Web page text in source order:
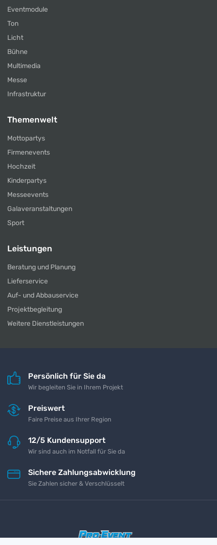
Eventmodule
Ton
Licht
Bühne
Multimedia
Messe
Infrastruktur
Themenwelt
Mottopartys
Firmenevents
Hochzeit
Kinderpartys
Messeevents
Galaveranstaltungen
Sport
Leistungen
Beratung und Planung
Lieferservice
Auf- und Abbauservice
Projektbegleitung
Weitere Dienstleistungen
Persönlich für Sie da
Wir begleiten Sie in Ihrem Projekt
Preiswert
Faire Preise aus Ihrer Region
12/5 Kundensupport
Wir sind auch im Notfall für Sie da
Sichere Zahlungsabwicklung
Sie Zahlen sicher & Verschlüsselt